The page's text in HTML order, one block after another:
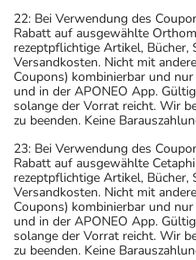
22: Bei Verwendung des
Rabatt auf ausgewählte
rezeptpflichtige Artikel,
Versandkosten. Nicht mit
Coupons) kombinierbar und
und in der APONEO App.
solange der Vorrat reicht. Wir
zu beenden. Keine
23: Bei Verwendung des
Rabatt auf ausgewählte
rezeptpflichtige Artikel,
Versandkosten. Nicht mit
Coupons) kombinierbar und
und in der APONEO App.
solange der Vorrat reicht. Wir
zu beenden. Keine